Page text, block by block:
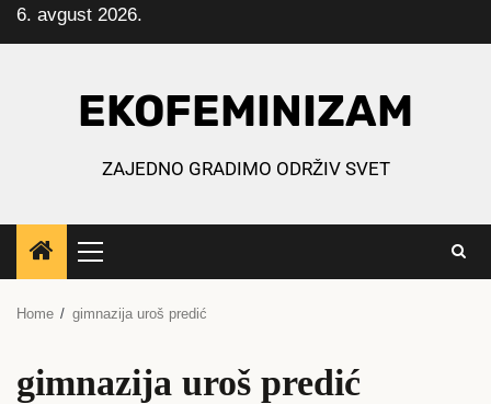
Skip
to
6. avgust 2026.
EKOFEMINIZAM
ZAJEDNO GRADIMO ODRŽIV SVET
Primary
Menu
Home gimnazija uroš predić
gimnazija uroš predić